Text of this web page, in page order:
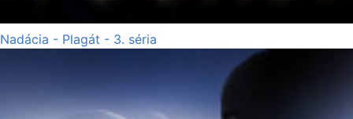
Nadácia - Plagát - 3. séria